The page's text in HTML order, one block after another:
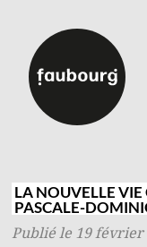
Auteurs
Événements
À propos
LA NOUVELLE VIE
PASCALE-
Publié le 19 février